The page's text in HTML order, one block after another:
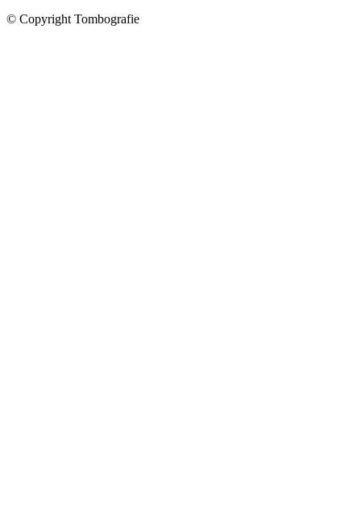
© Copyright Tombografie